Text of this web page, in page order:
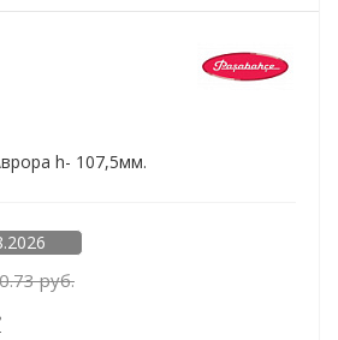
h- 107,5мм.
руб.